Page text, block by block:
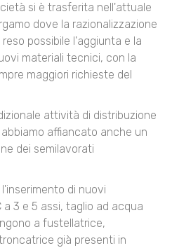
si è trasferita nell'attuale
dove la razionalizzazione
possibile l'aggiunta e la
materiali tecnici, con la
maggiori richieste del
attività di distribuzione
affiancato anche un
dei semilavorati
di nuovi
a 3 e 5 assi, taglio ad acqua
a fustellatrice,
già presenti in